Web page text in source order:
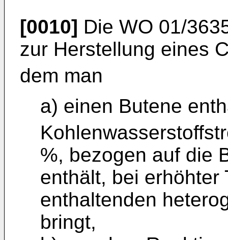
[0010] Die WO 01/
zur Herstellung eines
dem man
a) einen Butene
%, bezogen auf die
enthält, bei erhöhter
enthaltenden
bringt,